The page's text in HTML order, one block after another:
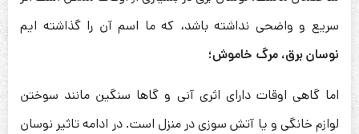
سریع و واضحی نداشته باشد، که ما اسم آن را گذاشته ایم
نوسان برق، مرگ خاموش؛
اما گاهی اوقات دارای اثری آنی و گاها سنگین مانند سوختن
لوازم خانگی و یا آتش سوزی در منزل است. در ادامه تاثیر نوسان